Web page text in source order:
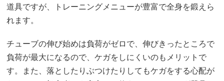
道具ですが、トレーニングメニューが豊富で全身を鍛えら
れます。
チューブの伸び始めは負荷がゼロで、伸びきったところで
負荷が最大になるので、ケガをしにくいのもメリットで
す。また、落としたりぶつけたりしてもケガをする心配が